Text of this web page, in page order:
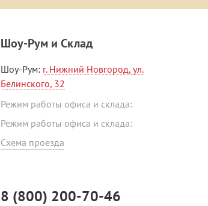
Шоу-Рум и Склад
Шоу-Рум: г. Нижний Новгород, ул.
Белинского, 32
Режим работы офиса и склада:
Режим работы офиса и склада:
Схема проезда
8 (800) 200-70-46